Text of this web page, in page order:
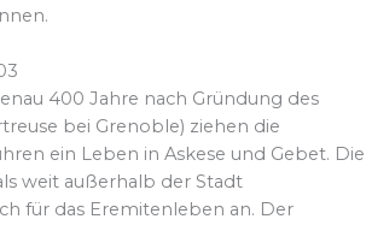
400 Jahre nach Gründung des
bei Grenoble) ziehen die
ein Leben in Askese und Gebet. Die
weit außerhalb der Stadt
für das Eremitenleben an. Der